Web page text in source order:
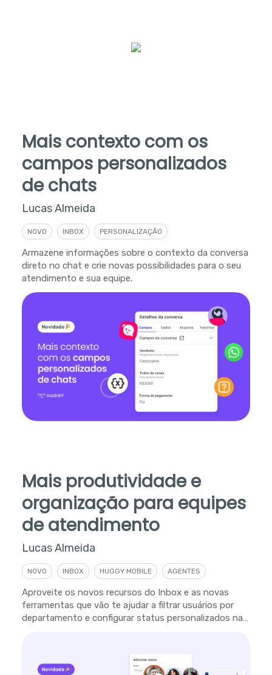
Mais contexto com os
campos personalizados
de chats
Lucas Almeida
NOVO INBOX PERSONALIZAÇÃO
Armazene informações sobre o contexto da conversa
direto no chat e crie novas possibilidades para o seu
atendimento e sua equipe.
Mais produtividade e
organização para equipes
de atendimento
Lucas Almeida
NOVO INBOX HUGGY MOBILE AGENTES
Aproveite os novos recursos do Inbox e as novas
ferramentas que vão te ajudar a filtrar usuários por
departamento e configurar status personalizados na